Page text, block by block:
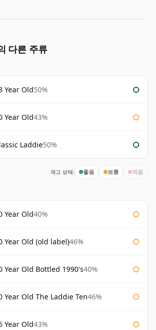
다른 주류
Year Old50%
Year Old43%
Laddie50%
재고 상태: 좋음 보통 적음
Year Old40%
Year Old (old label)46%
Year Old Bottled 1990's40%
Old The Laddie Ten46%
Year Old43%